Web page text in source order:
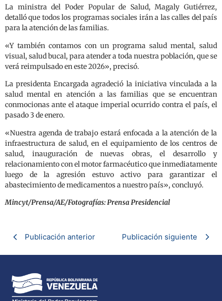
La ministra del Poder Popular de Salud, Magaly Gutiérrez,
detalló que todos los programas sociales irán a las calles del país
para la atención de las familias.
«Y también contamos con un programa salud mental, salud
visual, salud bucal, para atender a toda nuestra población, que se
verá reimpulsado en este 2026», precisó.
La presidenta Encargada agradeció la iniciativa vinculada a la
salud mental en atención a las familias que se encuentran
conmocionas ante el ataque imperial ocurrido contra el país, el
pasado 3 de enero.
«Nuestra agenda de trabajo estará enfocada a la atención de la
infraestructura de salud, en el equipamiento de los centros de
salud, inauguración de nuevas obras, el desarrollo y
relacionamiento con el motor farmacéutico que inmediatamente
luego de la agresión estuvo activo para garantizar el
abastecimiento de medicamentos a nuestro país», concluyó.
Mincyt/Prensa/AE/Fotografías: Prensa Presidencial
Publicación anterior Publicación siguiente